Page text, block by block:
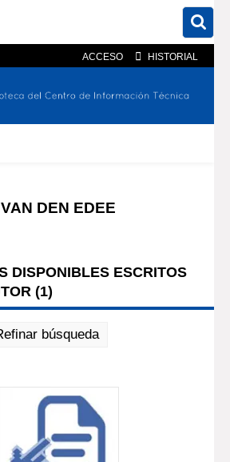
ACCESO HISTORIAL
el catálogo En el sitio
DEN EDEE
DISPONIBLES ESCRITOS
(1)
búsqueda